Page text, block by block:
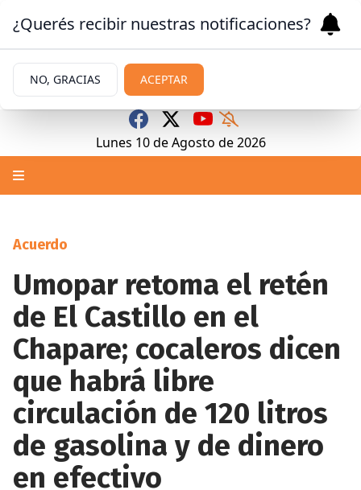
Lunes 10 de Agosto de 2026
Acuerdo
Umopar retoma el retén
de El Castillo en el
Chapare; cocaleros dicen
que habrá libre
circulación de 120 litros
de gasolina y de dinero
en efectivo
¿Querés recibir nuestras notificaciones?
NO, GRACIAS ACEPTAR